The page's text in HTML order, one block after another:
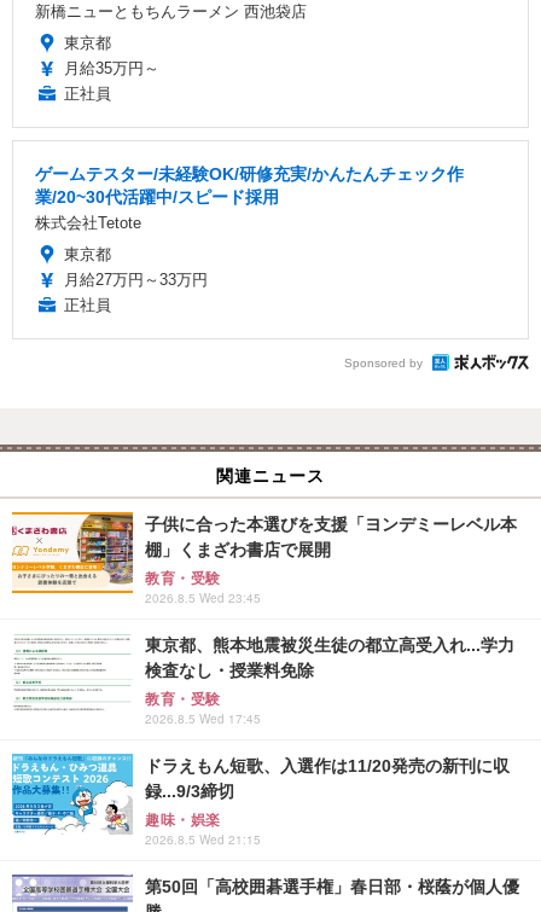
新橋ニューともちんラーメン 西池袋店
東京都
月給35万円～
正社員
ゲームテスター/未経験OK/研修充実/かんたんチェック作
業/20~30代活躍中/スピード採用
株式会社Tetote
東京都
月給27万円～33万円
正社員
Sponsored by
関連ニュース
子供に合った本選びを支援「ヨンデミーレベル本
棚」くまざわ書店で展開
教育・受験
2026.8.5 Wed 23:45
東京都、熊本地震被災生徒の都立高受入れ...学力
検査なし・授業料免除
教育・受験
2026.8.5 Wed 17:45
ドラえもん短歌、入選作は11/20発売の新刊に収
録...9/3締切
趣味・娯楽
2026.8.5 Wed 21:15
第50回「高校囲碁選手権」春日部・桜蔭が個人優